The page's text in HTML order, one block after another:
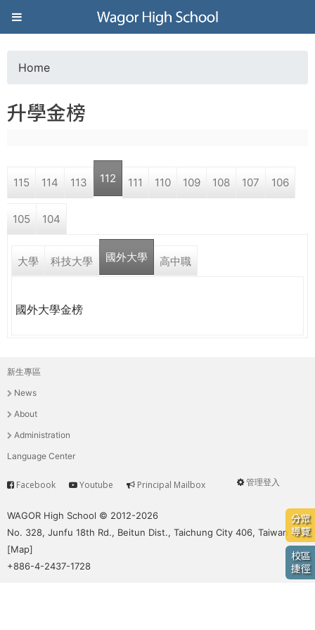
Jump to navigation
葳
格
高
學
培
養
具
國
移
動
的
世
界
公
o
a
r
e
r
e
Home
升學金榜
115 114 113 112 111 110 109 108 107 106
105 104
大學 科技大學 國外大學 高中職
國外大學金榜
分眾
導覽
校區
捷徑
主
選
單
新生專區
News
About
Administration
Language Center
User
管理登入
Service
Facebook Youtube Principal Mailbox
WAGOR High School © 2012-2026
No. 328, Junfu 18th Rd., Beitun Dist., Taichung City 406, Taiwan
[Map]
+886-4-2437-1728